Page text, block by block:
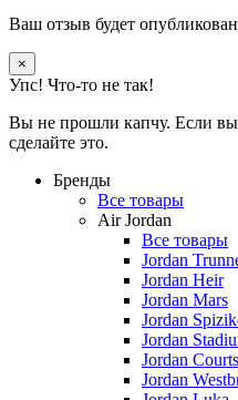
Ваш отзыв будет
×
Упс! Что-то не так!
Вы не прошли капчу. Если вы
сделайте это.
Бренды
Все товары
Air Jordan
Все товары
Jordan
Jordan Heir
Jordan Mars
Jordan
Jordan
Jordan
Jordan